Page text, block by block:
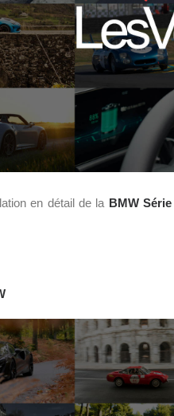
en détail de la BMW